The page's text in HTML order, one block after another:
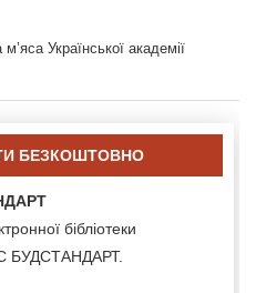
Української академії
БЕЗКОШТОВНО
бібліотеки
БУДСТАНДАРТ.